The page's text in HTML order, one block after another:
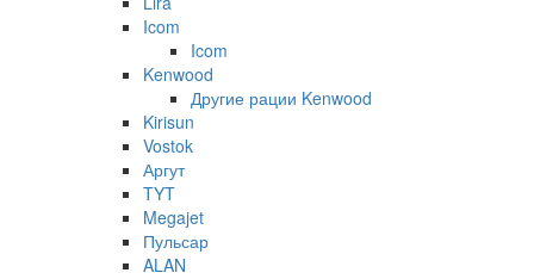
Icom
Icom
Kenwood
Другие рации Kenwood
Kirisun
Vostok
Аргут
TYT
Megajet
Пульсар
ALAN